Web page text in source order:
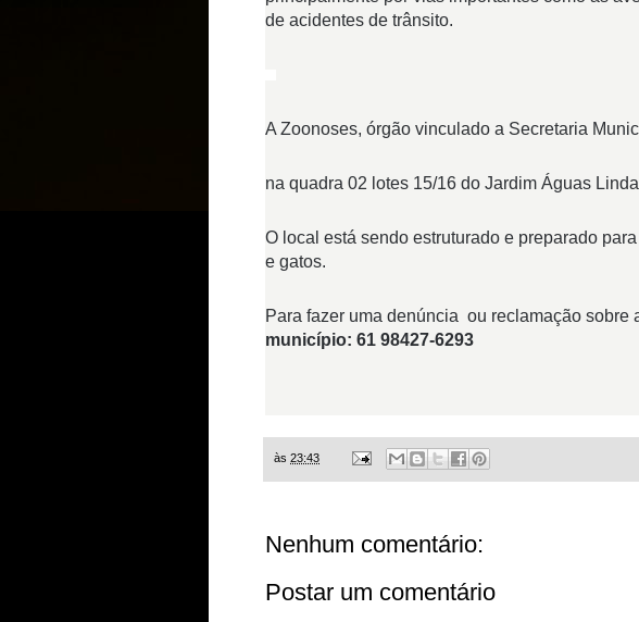
de acidentes de trânsito.
A Zoonoses, órgão vinculado a Secretaria
na quadra 02 lotes 15/16 do Jardim Águas
O local está sendo estruturado e preparado
e gatos.
Para fazer uma denúncia ou reclamação sobre
município: 61 98427-6293
às 23:43
Nenhum comentário:
Postar um comentário